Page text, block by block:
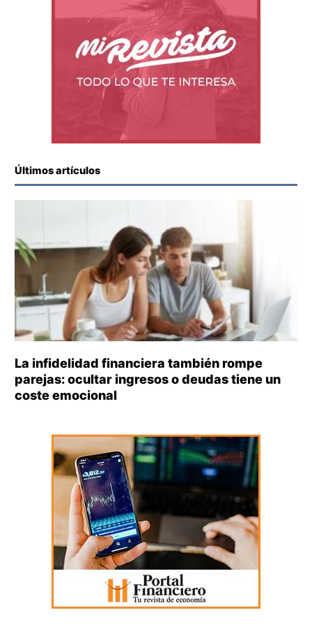
Últimos artículos
La infidelidad financiera también rompe
parejas: ocultar ingresos o deudas tiene un
coste emocional